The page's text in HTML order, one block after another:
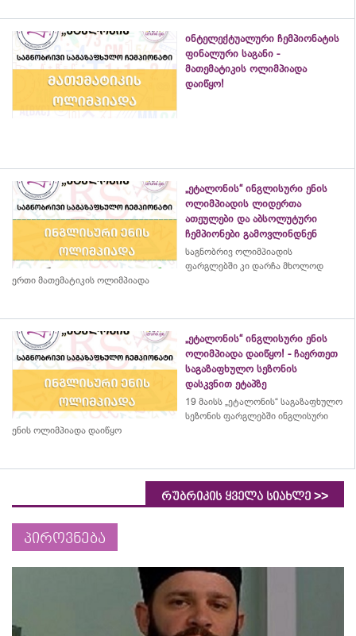
ინტელექტუალური ჩემპიონატის
ფინალური საგანი -
მათემატიკის ოლიმპიადა
დაიწყო!
„ეტალონის“ ინგლისური ენის
ოლიმპიადის ლიდერთა
ათეულები და აბსოლუტური
ჩემპიონები გამოვლინდნენ
საგნობრივ ოლიმპიადის
ფარგლებში კი დარჩა მხოლოდ
ერთი მათემატიკის ოლიმპიადა
„ეტალონის“ ინგლისური ენის
ოლიმპიადა დაიწყო! - ჩაერთეთ
საგაზაფხულო სეზონის
დასკვნით ეტაპზე
19 მაისს „ეტალონის“ საგაზაფხულო
სეზონის ფარგლებში ინგლისური
ენის ოლიმპიადა დაიწყო
რუბრიკის ყველა სიახლე >>
პიროვნება